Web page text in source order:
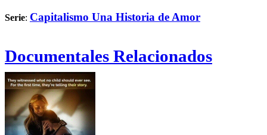
Serie: Capitalismo Una Historia de Amor
Documentales Relacionados